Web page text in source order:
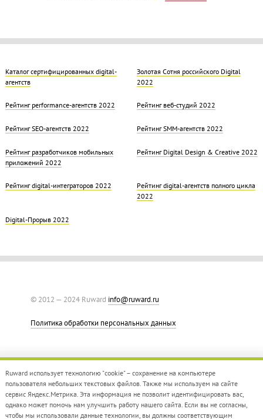
Каталог сертифицированных digital-
агентств
Золотая Cотня российского Digital
2022
Рейтинг performance-агентств 2022 Рейтинг веб-студий 2022
Рейтинг SEO-агентств 2022 Рейтинг SMM-агентств 2022
Рейтинг разработчиков мобильных
приложений 2022
Рейтинг Digital Design & Creative 2022
Рейтинг digital-интеграторов 2022
Рейтинг digital-агентств полного цикла
2022
Digital-Прорыв 2022
© 2012 — 2024 Ruward info@ruward.ru
Политика обработки персональных данных
Дизайн –Red Collar
Ruward использует технологию "cookie" – сохранение на компьютере
пользователя небольших текстовых файлов. Также мы используем на сайте
сервис Яндекс.Метрика. Эта информация не позволит идентифицировать вас,
однако может помочь нам улучшить работу нашего сайта. Если вы не согласны,
чтобы мы использовали данные технологии, вы должны соответствующим